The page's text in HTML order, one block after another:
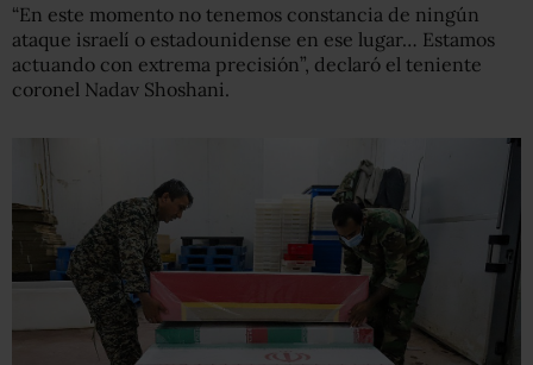
“En este momento no tenemos constancia de ningún
ataque israelí o estadounidense en ese lugar… Estamos
actuando con extrema precisión”, declaró el teniente
coronel Nadav Shoshani.